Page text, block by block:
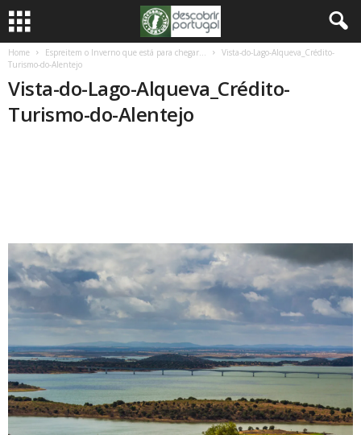
Home Espreitem o Inverno que está para chegar…
Vista-do-Lago-Alqueva_Crédito-
Turismo-do-Alentejo
Vista-do-Lago-Alqueva_Crédito-
Turismo-do-Alentejo